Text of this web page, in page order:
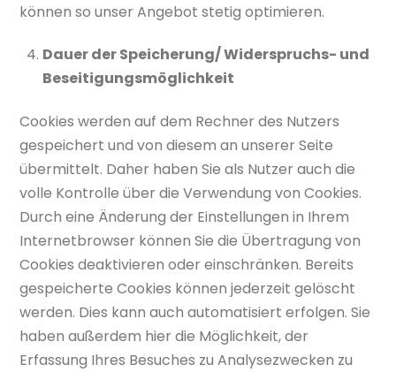
können so unser Angebot stetig optimieren.
Dauer der Speicherung/ Widerspruchs- und
Beseitigungsmöglichkeit
Cookies werden auf dem Rechner des Nutzers
gespeichert und von diesem an unserer Seite
übermittelt. Daher haben Sie als Nutzer auch die
volle Kontrolle über die Verwendung von Cookies.
Durch eine Änderung der Einstellungen in Ihrem
Internetbrowser können Sie die Übertragung von
Cookies deaktivieren oder einschränken. Bereits
gespeicherte Cookies können jederzeit gelöscht
werden. Dies kann auch automatisiert erfolgen. Sie
haben außerdem hier die Möglichkeit, der
Erfassung Ihres Besuches zu Analysezwecken zu